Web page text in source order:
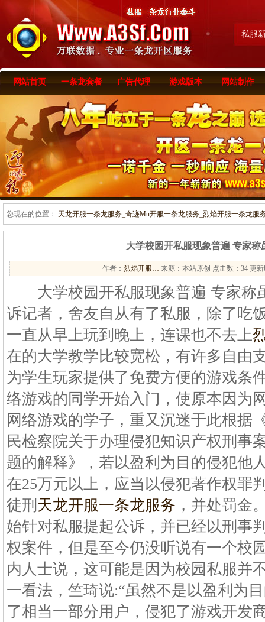
私服
网站首页 一条龙套餐 广告代理 游戏版本 网站制作
您现在的位置： 天龙开服一条龙服务_奇迹Mu开服一条龙服务_烈焰开服一条龙服
大学校园开私服现象普遍 专家称
作者： 烈焰开服… 来源：本站原创 点击数： 34 更新
大学校园开私服现象普遍 专家称
诉记者，舍友自从有了私服，除了吃
一直从早上玩到晚上，连课也不去上
在的大学教学比较宽松，有许多自由
为学生玩家提供了免费方便的游戏条
络游戏的同学开始入门，使原本因为
网络游戏的学子，重又沉迷于此根据
民检察院关于办理侵犯知识产权刑事
题的解释》，若以盈利为目的侵犯他
在25万元以上，应当以侵犯著作权罪
徒刑 天龙开服一条龙服务 ，并处罚金
始针对私服提起公诉，并已经以刑事
权案件，但是至今仍没听说有一个校
内人士说，这可能是因为校园私服并
一看法，竺琦说:“虽然不是以盈利为
了相当一部分用户，侵犯了游戏开发